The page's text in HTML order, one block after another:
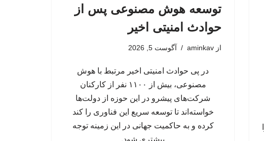
توسعه هوش مصنوعی پس از
حوادث امنیتی اخیر
از aminkav آگوست 5, 2026
در پی حوادث امنیتی اخیر مرتبط با هوش
مصنوعی، بیش از ۱۱۰۰ نفر از کارکنان
شرکت‌های پیشرو در این حوزه از دولت‌ها
خواسته‌اند تا توسعه سریع این فناوری را کند
کرده و به حاکمیت جهانی در این زمینه توجه